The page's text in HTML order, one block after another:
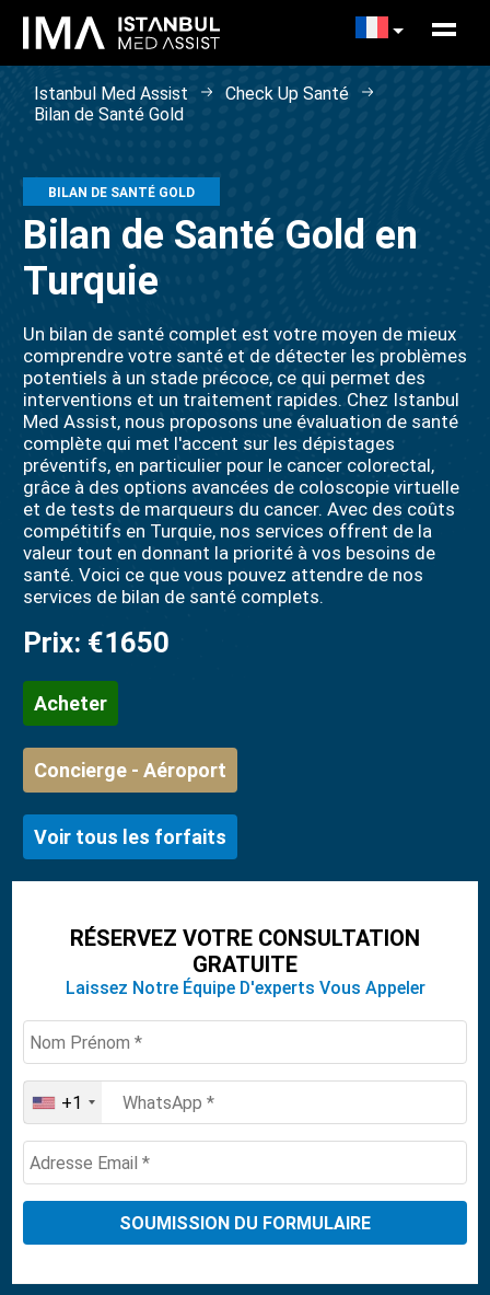
Istanbul Med Assist
Check Up Santé
Bilan de Santé Gold
BILAN DE SANTÉ GOLD
Bilan de Santé Gold en
Turquie
Un bilan de santé complet est votre moyen de mieux
comprendre votre santé et de détecter les problèmes
potentiels à un stade précoce, ce qui permet des
interventions et un traitement rapides. Chez Istanbul
Med Assist, nous proposons une évaluation de santé
complète qui met l'accent sur les dépistages
préventifs, en particulier pour le cancer colorectal,
grâce à des options avancées de coloscopie virtuelle
et de tests de marqueurs du cancer. Avec des coûts
compétitifs en Turquie, nos services offrent de la
valeur tout en donnant la priorité à vos besoins de
santé. Voici ce que vous pouvez attendre de nos
services de bilan de santé complets.
Prix: €1650
Acheter
Concierge - Aéroport
Voir tous les forfaits
RÉSERVEZ VOTRE CONSULTATION
GRATUITE
Laissez Notre Équipe D'experts Vous Appeler
United
States
+1
+1